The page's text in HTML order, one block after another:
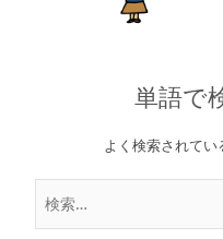
単語で
よく検索されてい